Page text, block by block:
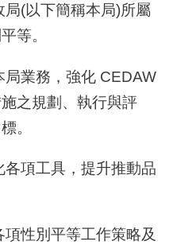
(以下簡稱本局)所屬
等。
業務，強化 CEDAW
之規劃、執行與評
。
項工具，提升推動品
性別平等工作策略及